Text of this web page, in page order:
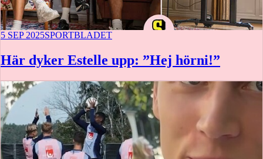
5 SEP 2025SPORTBLADET
Här dyker Estelle upp: ”Hej hörni!”